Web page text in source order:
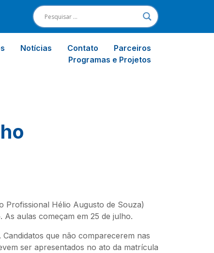
Notícias Contato
Parceiros
Programas e Projetos
Profissional Hélio Augusto de Souza)
As aulas começam em 25 de julho.
Candidatos que não comparecerem nas
ser apresentados no ato da matrícula